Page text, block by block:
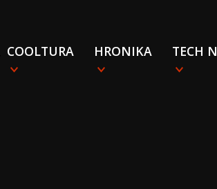
COOLTURA HRONIKA TECH